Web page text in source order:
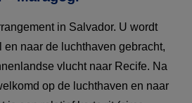
in Salvador. U wordt
naar de luchthaven gebracht,
vlucht naar Recife. Na
op de luchthaven en naar